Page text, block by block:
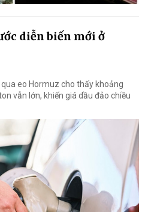
diễn biến mới ở
eo Hormuz cho thấy khoảng
vẫn lớn, khiến giá dầu đảo chiều